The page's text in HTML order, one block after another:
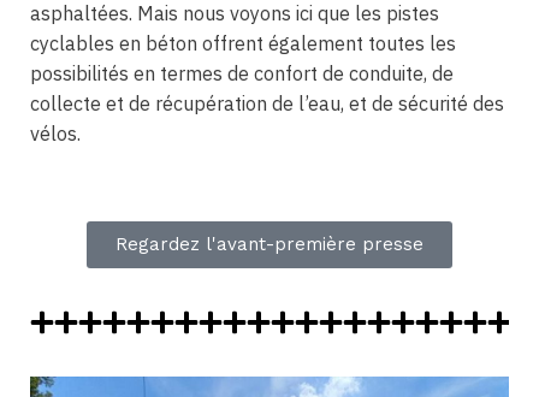
asphaltées. Mais nous voyons ici que les pistes
cyclables en béton offrent également toutes les
possibilités en termes de confort de conduite, de
collecte et de récupération de l’eau, et de sécurité des
vélos.
Regardez l'avant-première presse